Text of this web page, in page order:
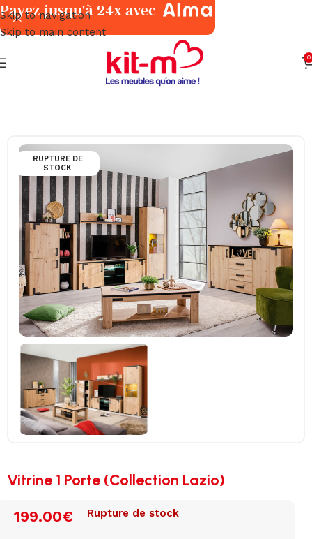
Skip to navigation
Skip to main content
0
Salles à Manger Meubles
RUPTURE DE
STOCK
Vitrine 1 Porte (Collection Lazio)
199.00€ Rupture de stock
Payez jusqu'à 24x avec